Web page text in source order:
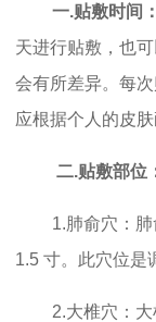
一.贴敷时间：
天进行贴敷，也
会有所差异。每
应根据个人的皮
二.贴敷部位
1.肺俞穴：
1.5 寸。此穴位是
2.大椎穴：